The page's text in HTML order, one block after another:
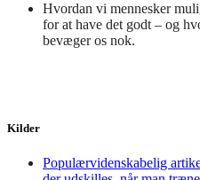
Hvordan vi mennesker
for at have det godt – og
bevæger os nok.
Kilder
Populærvidenskabelig